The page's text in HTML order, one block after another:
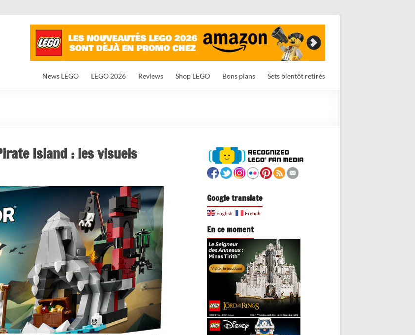
News LEGO LEGO 2026 Reviews Shop LEGO Bons plans Sets bientôt retirés
Island : les visuels
Google translate
English French
En ce moment